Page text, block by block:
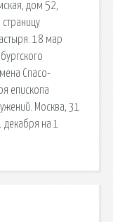
дом 52,
18 мар
Спасо-
епископа
Москва, 31
на 1